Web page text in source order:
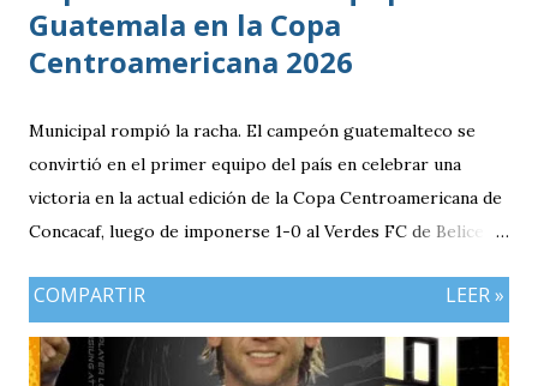
Guatemala en la Copa
Centroamericana 2026
Municipal rompió la racha. El campeón guatemalteco se
convirtió en el primer equipo del país en celebrar una
victoria en la actual edición de la Copa Centroamericana de
Concacaf, luego de imponerse 1-0 al Verdes FC de Belice en
con la obligación de sumar luego del empate (1-1) en casa
frente al Cartaginés de Costa Rica. Además, el resultado
adquiría mayor relevancia después de un complicado
COMPARTIR LEER »